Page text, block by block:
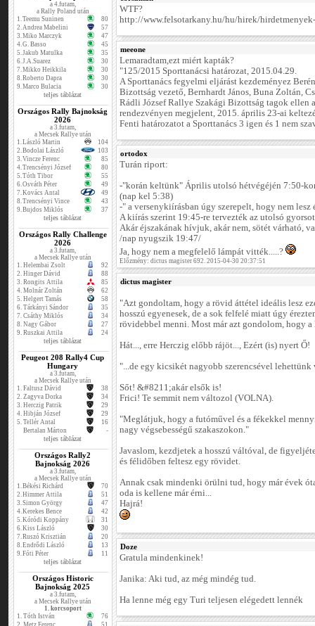
a 4.futam,
a Rally Poland után
1.Teemu Suninen
80
2.Andrea Mabelini
57
3.Miko Marczyk
47
4.G. Basso
45
5.Jakub Matulka
35
6.J.A.Suarez
30
7.Mikko Heikkila
30
8.Roberto Dapra
30
9.Marco Bulacia 30
teljes táblázat
Országos Rally Bajnokság
2026
a 3.futam,
a Mecsek Rallye után
1.László Martin
104
2.Bodolai László
103
3.Vincze Ferenc
85
4.Trencsényi József
80
5.Tóth Tibor
55
6.Osváth Péter
49
7.Kovács Antal
49
8.Trencsényi Vince
43
9.Bujdos Miklós 37
teljes táblázat
Országos Rally Challenge
2026
a 3.futam,
a Mecsek Rallye után
1. Helembai Zsolt
92
2. Hinger Dávid
88
3. Rongits Attila
85
4. Molnár Zoltán
62
5. Helgert Tamás
58
6. Tárkányi Sándor
35
7. Csáthy Miklós
34
8. Nagy Gábor
27
9. Ruszkai Attila 24
teljes táblázat
Peugeot 208 Rally4 Cup
Hungary
a 3.futam,
a Mecsek Rallye után
1. Faltusz Dávid
38
2. Zagyva Dorka
34
3. Herczig Patrik
29
4. Hibján József
29
5. Tellér Antal
16
Bertalan Márton
-
teljes táblázat
Országos Rally2
Bajnokság 2026
a 3.futam,
a Mecsek Rallye után
1.Békési Richárd
70
2.Himmer Attila
51
3.Simon György
47
4.Kerekes Bence
42
5.Kóródi Koppány
31
6.Kiss László
30
7.Ruszó Krisztián
20
8.Endrődi László
13
9.Fóti Péter 11
teljes táblázat
Országos Historic
Bajnokság 2025
a 3.futam,
a Mecsek Rallye után
1. korcsoport
1. Tóth István
76
2. Metz Ferenc 51
WTF?
http://www.felsotarkany.hu/hu/hirek/
meeone
Lemaradtam,ezt miért kapták?
"125/2015 Sporttanácsi határozat, 2015.04.29.
A Sporttanács fegyelmi eljárást kezdeményez
Bizottság vezető, Bernhardt János, Buna Zoltán,
Rádli József Rallye Szakági Bizottság tagok
rendezvényen megjelent, 2015. április 23-ai
Fenti határozatot a Sporttanács 3 igen és 1 nem
ortodox
Turán riport:
-"korán keltünk" Április utolsó hétvégéjén 7:50-
(nap kel 5:38)
-" a versenykiírásban úgy szerepelt, hogy nem lesz
A kiírás szerint 19:45-re tervezték az utolsó
Akár éjszakának hívjuk, akár nem, sötét várható,
/nap nyugszik 19:47/
Ja, hogy nem a megfelelő lámpát vitték.....?
Előzmény: dictus magister 692. 2015-04-30 20:37:51
dictus magister
"Azt gondoltam, hogy a rövid áttétel ideális lesz
hosszú egyenesek, de a sok felfelé miatt úgy
rövidebbel menni. Most már azt gondolom, hogy
Hát..., erre Herczig előbb rájöt..., Ezért (is) nyert Ő!
"...de egy kicsikét nagyobb szerencsével
Sőt! &#8211;akár elsők is!
Frici! Te semmit nem változol (VOLNA).
"Meglátjuk, hogy a futóművel és a fékekkel
nagy végsebességű szakaszokon."
Javaslom, kezdjetek a hosszú váltóval, de
és félidőben feltesz egy rövidet.
Annak csak mindenki örülni tud, hogy már évek
oda is kellene már érni...
Hajrá!
Doze
Gratula mindenkinek!
Janika: Aki tud, az még mindég tud.
Ha lenne még egy Turi teljesen elégedett lennék